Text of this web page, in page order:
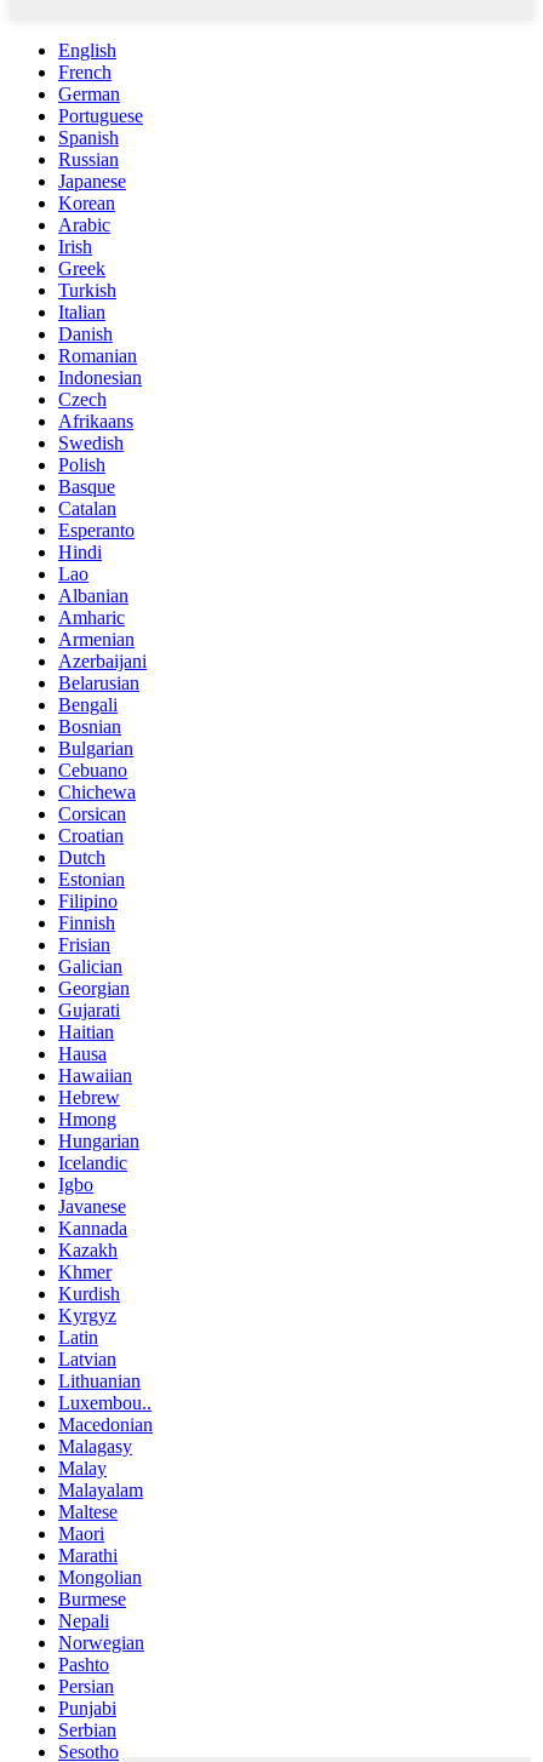
English
French
German
Portuguese
Spanish
Russian
Japanese
Korean
Arabic
Irish
Greek
Turkish
Italian
Danish
Romanian
Indonesian
Czech
Afrikaans
Swedish
Polish
Basque
Catalan
Esperanto
Hindi
Lao
Albanian
Amharic
Armenian
Azerbaijani
Belarusian
Bengali
Bosnian
Bulgarian
Cebuano
Chichewa
Corsican
Croatian
Dutch
Estonian
Filipino
Finnish
Frisian
Galician
Georgian
Gujarati
Haitian
Hausa
Hawaiian
Hebrew
Hmong
Hungarian
Icelandic
Igbo
Javanese
Kannada
Kazakh
Khmer
Kurdish
Kyrgyz
Latin
Latvian
Lithuanian
Luxembou..
Macedonian
Malagasy
Malay
Malayalam
Maltese
Maori
Marathi
Mongolian
Burmese
Nepali
Norwegian
Pashto
Persian
Punjabi
Serbian
Sesotho